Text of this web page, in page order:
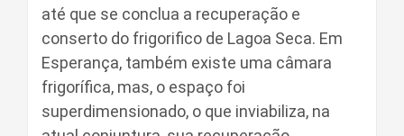
até que se conclua a recuperação e
conserto do frigorifico de Lagoa Seca. Em
Esperança, também existe uma câmara
frigorífica, mas, o espaço foi
superdimensionado, o que inviabiliza, na